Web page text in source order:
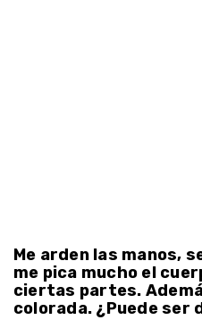
Me arden las manos,
me pica mucho el
ciertas partes.
colorada. ¿Puede